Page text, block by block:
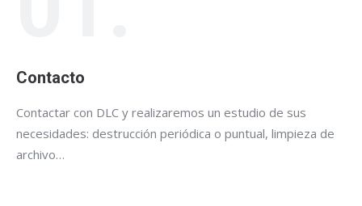
Contacto
Contactar con DLC y realizaremos un estudio de sus
necesidades: destrucción periódica o puntual, limpieza de
archivo…